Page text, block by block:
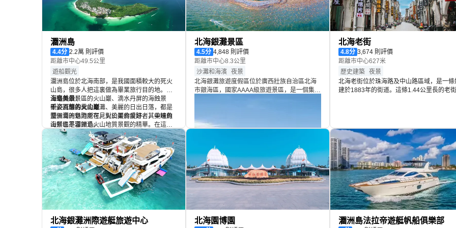
潿洲島
4.4分 2.2萬 則評價
距離市中心49.5公里
遊船觀光
潿洲島位於北海南部，是我國面積較大的死火
山島，很多人把這裏做為畢業旅行目的地。島
上鱷魚山景區的火山巖、滴水丹屏的海蝕景
觀、風情各異的海灘、美麗的日出日落，都是
潿洲島的魅力所在。對於美食愛好者，美味的
海鮮也不容錯過。
海島美景：
千姿百態的火山巖
整個潿洲島隨處可見火山巖的痕跡，其中鱷魚
山景區是潿洲島火山地質景觀的精華。在這裏
你可以看到潿洲島的火山口，千姿百態的火山
熔巖，因火山噴發而形成的奇特地貌，還可與
潿洲燈塔合影。
風情各異的海灘
潿洲島四面環海，每一處沙灘都有着各自的風
情。滴水丹屏有着大面積的海蝕崖，巖石紋理
層層疊疊，滴水不斷，也是島上的日落觀賞之
處；石螺口海灘有豐富的水上運動項目；五彩
灘有奇特的地質地貌，也是等待日出的好地
方；貝殼沙灘相比而言較為原生態，安靜美
好。
源遠流長的宗教文化
除了優美的景色，潿洲島也不缺人文底藴。天
主教堂年代久遠，至今仍舊莊嚴神聖，不遠處
還有一座安靜樸實的聖母堂。島上信奉媽祖的
居民也不在少數，南灣的三婆廟（又名天后
宮）如今依然香火不斷。
熱門體驗：
賞絢麗的海邊日出日落
潿洲島地質奇觀眾多，各海灘又是水清沙平，
不論在島上什麼位置，這裏的日出日落之景都
令人難忘。東側的貝殼沙灘、五彩灘是島上熱
暢玩豐富的水上運動
北海銀灘景區
4.5分 4,848 則評價
距離市中心8.3公里
沙灘和海濱 夜景
北海銀灘旅遊度假區位於廣西壯族自治區北海
市銀海區，國家AAAA級旅遊景區，是一個集自
沙，廣闊無垠，主要場館景點銀灘·奇境海洋
由高品位的石英砂堆積而成，細膩潔白，在陽
光下泛着銀光，因此得名“銀灘”。北海銀灘的海
水純凈，水温適中，浪柔軟無鯊魚，是天然的
濱海浴場和海上運動場所。這裏屬於南亞熱帶
海洋性季風氣候，四季宜人，無論是哪個季節
來都能享受到宜人的海風。
北海老街
4.8分 3,674 則評價
距離市中心627米
歷史建築 夜景
北海老街位於珠海路及中山路區域，是一條
建於1883年的街道。這條1.44公里長的老
北海銀灘洲際遊艇旅遊中心 北海園博園 潿洲島法拉帝遊艇帆船俱樂部